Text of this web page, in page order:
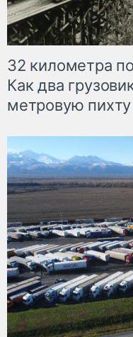
32 километра
Как два
метровую